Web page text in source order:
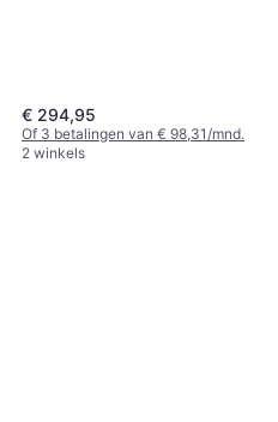
€ 294,95
Of 3 betalingen van € 98,31/mnd.
2 winkels